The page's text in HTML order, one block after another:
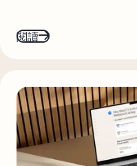
閱讀